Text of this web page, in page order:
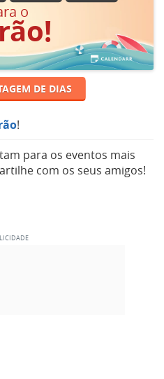
o
DE DIAS
!
para os eventos mais
com os seus amigos!